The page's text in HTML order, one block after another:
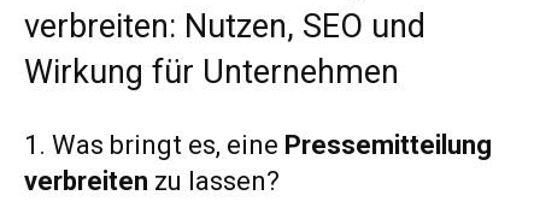
verbreiten: Nutzen, SEO und
Wirkung für Unternehmen
1. Was bringt es, eine Pressemitteilung
verbreiten zu lassen?